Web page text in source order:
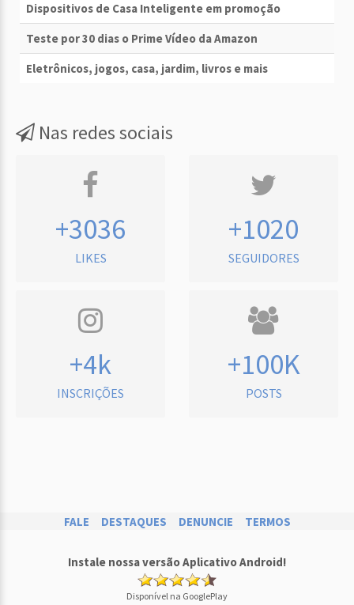
Dispositivos de Casa Inteligente em promoção
Teste por 30 dias o Prime Vídeo da Amazon
Eletrônicos, jogos, casa, jardim, livros e mais
Nas redes sociais
+3036
LIKES
+1020
SEGUIDORES
+4k
INSCRIÇÕES
+100K
POSTS
FALE DESTAQUES DENUNCIE TERMOS
Instale nossa versão Aplicativo Android!
Disponível na GooglePlay